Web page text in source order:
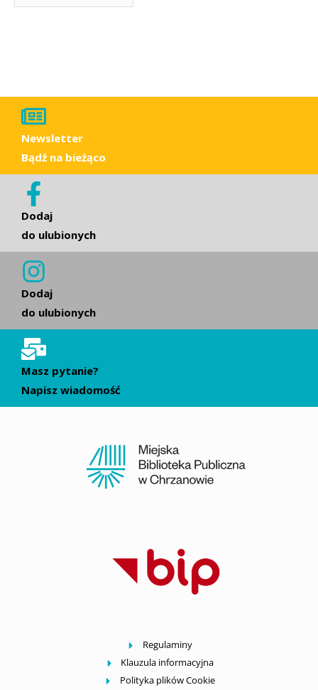
Newsletter
Bądź na bieżąco
Dodaj
do ulubionych
Dodaj
do ulubionych
Masz pytanie?
Napisz wiadomość
Regulaminy
Klauzula informacyjna
Polityka plików Cookie